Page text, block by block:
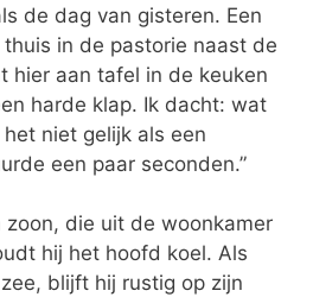
de dag van gisteren. Een
in de pastorie naast de
hier aan tafel in de keuken
harde klap. Ik dacht: wat
niet gelijk als een
een paar seconden.”
zoon, die uit de woonkamer
hij het hoofd koel. Als
blijft hij rustig op zijn